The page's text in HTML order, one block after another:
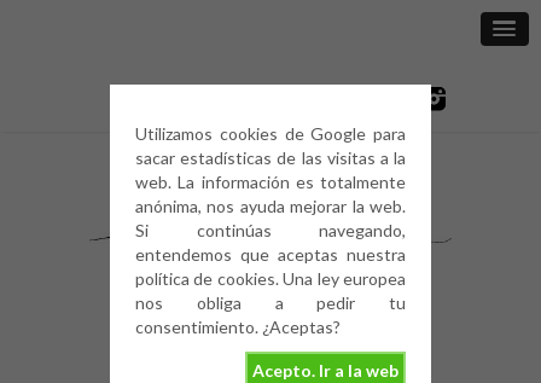
Utilizamos cookies de Google para
sacar estadísticas de las visitas a la
web. La información es totalmente
anónima, nos ayuda mejorar la web.
Si continúas navegando,
entendemos que aceptas nuestra
política de cookies. Una ley europea
nos obliga a pedir tu
consentimiento. ¿Aceptas?
Acepto. Ir a la web